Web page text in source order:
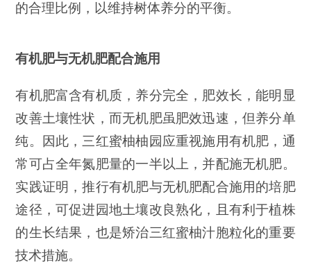
的合理比例，以维持树体养分的平衡。
有机肥与无机肥配合施用
有机肥富含有机质，养分完全，肥效长，能明显
改善土壤性状，而无机肥虽肥效迅速，但养分单
纯。因此，三红蜜柚柚园应重视施用有机肥，通
常可占全年氮肥量的一半以上，并配施无机肥。
实践证明，推行有机肥与无机肥配合施用的培肥
途径，可促进园地土壤改良熟化，且有利于植株
的生长结果，也是矫治三红蜜柚汁胞粒化的重要
技术措施。